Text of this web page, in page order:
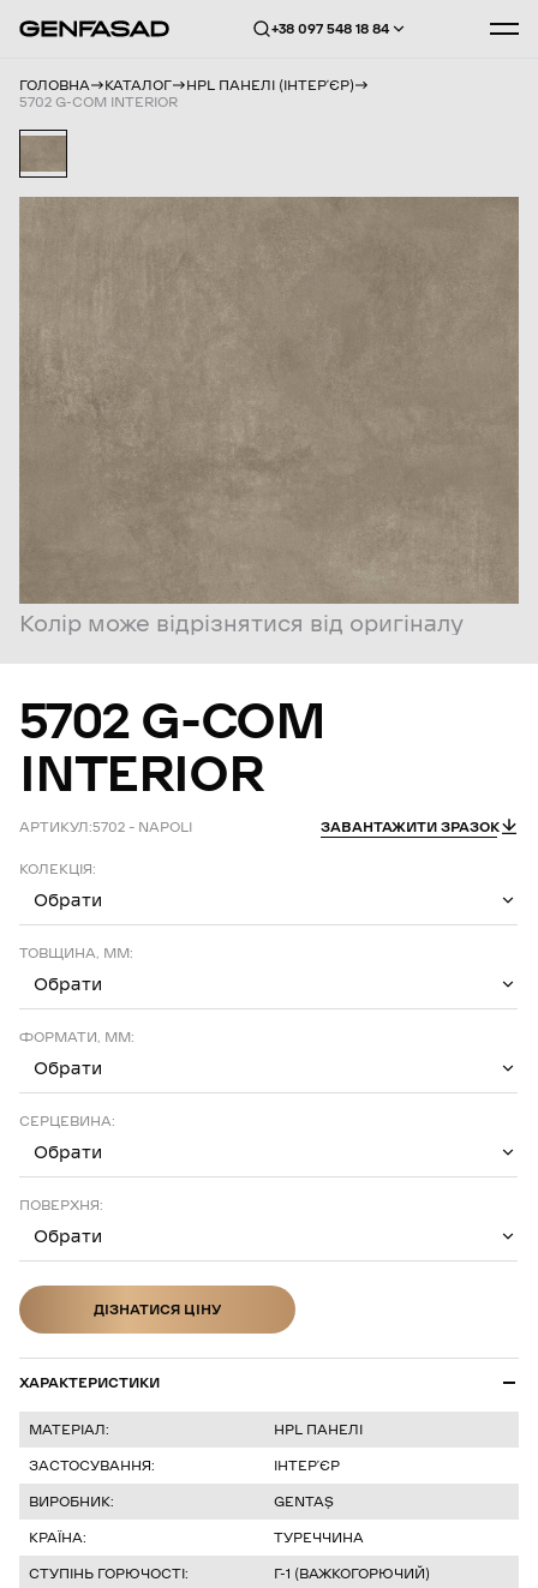
+38 097 548 18 84
ГОЛОВНА КАТАЛОГ
HPL ПАНЕЛІ (ІНТЕРʼЄР)
5702 G-COM INTERIOR
Колір може відрізнятися від оригіналу
5702 G-COM
INTERIOR
АРТИКУЛ:5702 – NAPOLI ЗАВАНТАЖИТИ ЗРАЗОК
КОЛЕКЦІЯ:
Обрати
ТОВЩИНА, ММ:
Обрати
ФОРМАТИ, ММ:
Обрати
СЕРЦЕВИНА:
Обрати
ПОВЕРХНЯ:
Обрати
ДІЗНАТИСЯ ЦІНУ
ХАРАКТЕРИСТИКИ
МАТЕРІАЛ:
HPL ПАНЕЛІ
ЗАСТОСУВАННЯ:
ІНТЕР’ЄР
ВИРОБНИК:
GENTAŞ
КРАЇНА:
ТУРЕЧЧИНА
СТУПІНЬ ГОРЮЧОСТІ:
Г-1 (ВАЖКОГОРЮЧИЙ)